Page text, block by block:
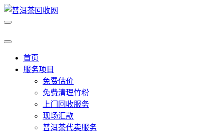
首页
服务项目
免费估价
免费清理竹粉
上门回收服务
现场汇款
普洱茶代卖服务